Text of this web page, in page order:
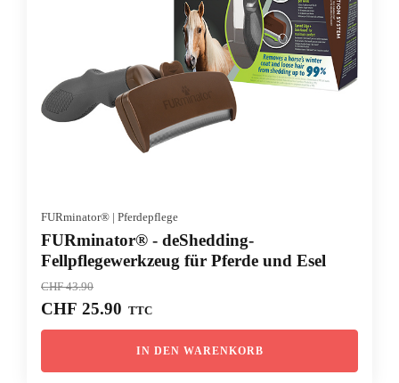
FURminator® | Pferdepflege
FURminator® - deShedding-
Fellpflegewerkzeug für Pferde und Esel
CHF43.90
Ursprünglicher
Preis
CHF 43.90
CHF 25.90 Aktueller
Preis
ist:
CHF 25.90.
TTC
IN DEN WARENKORB